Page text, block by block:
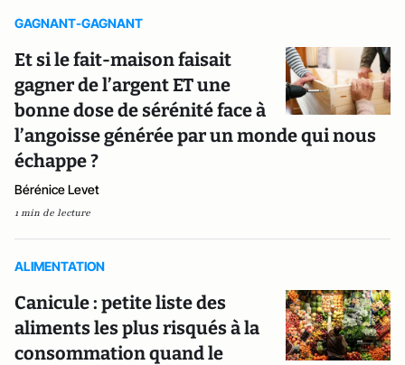
GAGNANT-GAGNANT
Et si le fait-maison faisait
gagner de l’argent ET une
bonne dose de sérénité face à
l’angoisse générée par un monde qui nous
échappe ?
Bérénice Levet
1 min de lecture
ALIMENTATION
Canicule : petite liste des
aliments les plus risqués à la
consommation quand le